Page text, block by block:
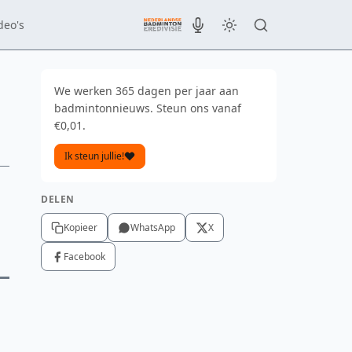
We werken 365 dagen per jaar aan
badmintonnieuws. Steun ons vanaf
€0,01.
Ik steun jullie!
DELEN
Kopieer WhatsApp X
Facebook